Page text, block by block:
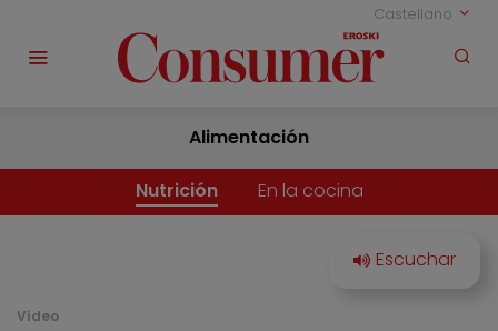
Castellano
Alimentación
Nutrición En la cocina
Vídeo